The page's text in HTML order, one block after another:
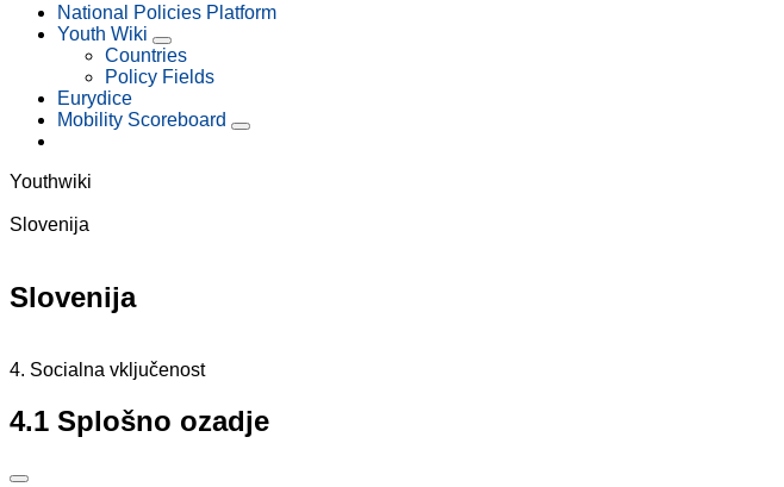
National Policies Platform
Youth Wiki
Countries
Policy Fields
Eurydice
Mobility Scoreboard
Youthwiki
Slovenija
Slovenija
4. Socialna vključenost
4.1 Splošno ozadje